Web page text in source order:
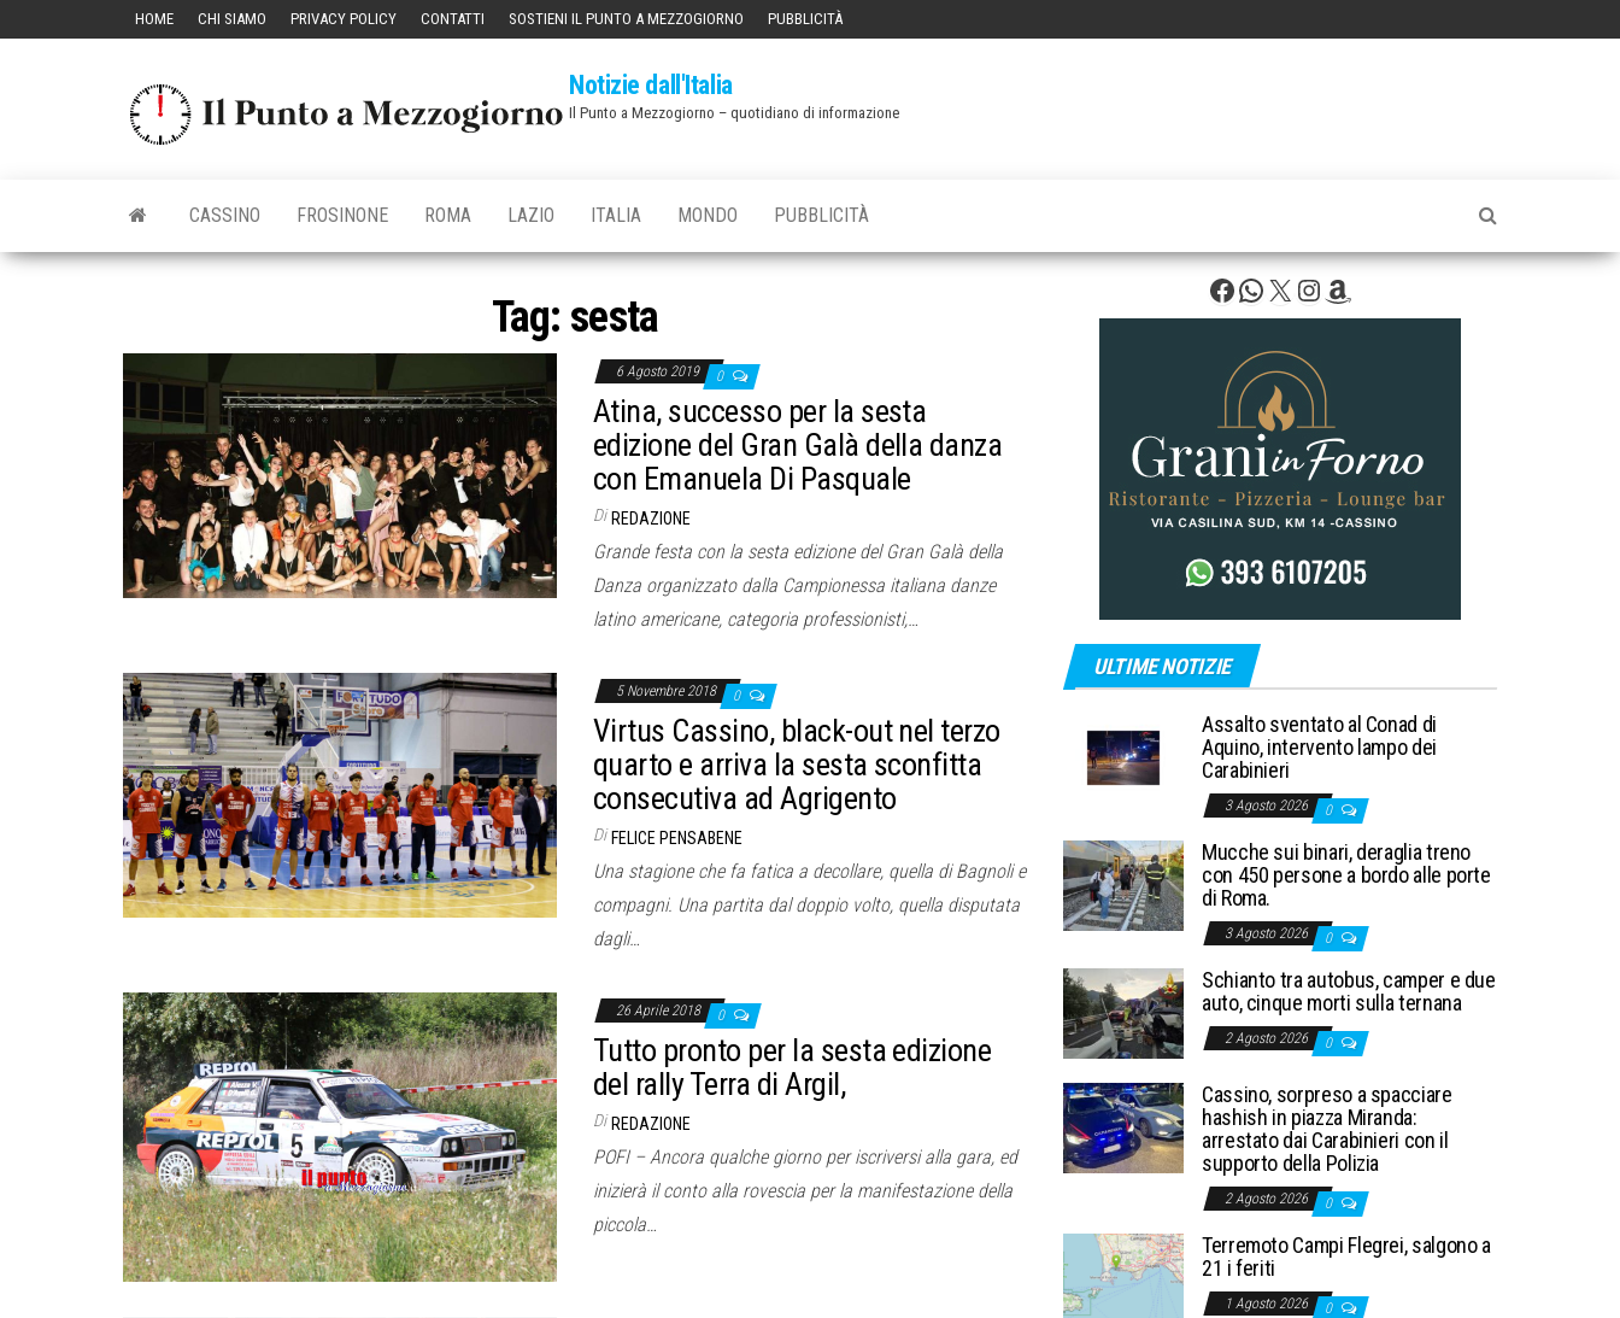
HOME CHI SIAMO PRIVACY POLICY CONTATTI SOSTIENI IL PUNTO A MEZZOGIORNO PUBBLICITÀ
Notizie dall'Italia
Il Punto a Mezzogiorno – quotidiano di informazione
CASSINO FROSINONE ROMA LAZIO ITALIA MONDO PUBBLICITÀ
Tag: sesta
6 Agosto 2019 0
Atina, successo per la sesta
edizione del Gran Galà della danza
con Emanuela Di Pasquale
Di REDAZIONE
Grande festa con la sesta edizione del Gran Galà della
Danza organizzato dalla Campionessa italiana danze
latino americane, categoria professionisti,…
5 Novembre 2018 0
Virtus Cassino, black-out nel terzo
quarto e arriva la sesta sconfitta
consecutiva ad Agrigento
Di FELICE PENSABENE
Una stagione che fa fatica a decollare, quella di Bagnoli e
compagni. Una partita dal doppio volto, quella disputata
dagli…
26 Aprile 2018 0
Tutto pronto per la sesta edizione
del rally Terra di Argil,
Di REDAZIONE
POFI – Ancora qualche giorno per iscriversi alla gara, ed
inizierà il conto alla rovescia per la manifestazione della
piccola…
Facebook
WhatsApp
X Instagram
Amazon
ULTIME NOTIZIE
Assalto sventato al Conad di
Aquino, intervento lampo dei
Carabinieri
3 Agosto 2026 0
Mucche sui binari, deraglia treno
con 450 persone a bordo alle porte
di Roma.
3 Agosto 2026 0
Schianto tra autobus, camper e due
auto, cinque morti sulla ternana
2 Agosto 2026 0
Cassino, sorpreso a spacciare
hashish in piazza Miranda:
arrestato dai Carabinieri con il
supporto della Polizia
2 Agosto 2026 0
Terremoto Campi Flegrei, salgono a
21 i feriti
1 Agosto 2026 0